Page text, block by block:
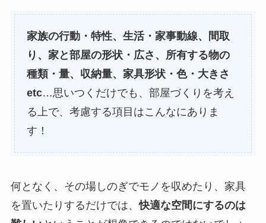
家族の行動・特性、生活・家事動線、間取
り、家と部屋の形状・広さ、所有する物の
種類・量、収納量、家具形状・色・大きさ
etc…思いつくだけでも、部屋づくりを考え
る上で、考慮する項目はこんなにありま
す！
何となく、その場しのぎでモノを収めたり、家具
を置いたりするだけでは、快適な空間にするのは